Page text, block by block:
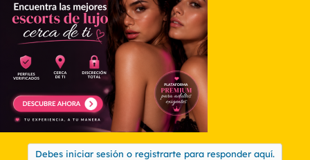
Debes iniciar sesión o registrarte para responder aquí.